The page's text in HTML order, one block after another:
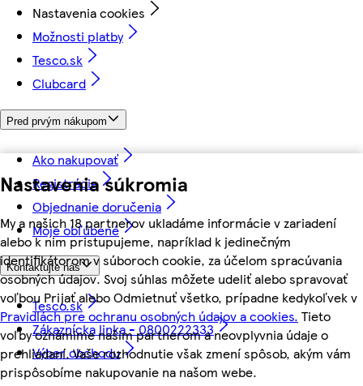
Nastavenia súkromia
My a našich 18 partnerov ukladáme informácie v zariadení
alebo k nim pristupujeme, napríklad k jedinečným
identifikátorom v súboroch cookie, za účelom spracúvania
osobných údajov. Svoj súhlas môžete udeliť alebo spravovať
voľbou Prijať alebo Odmietnuť všetko, prípadne kedykoľvek v
Pravidlách pre ochranu osobných údajov a cookies. Tieto
voľby oznámime našim partnerom a neovplyvnia údaje o
prehliadaní. Vaše rozhodnutie však zmení spôsob, akým vám
prispôsobíme nakupovanie na našom webe.
Nastavenia cookies
Možnosti platby
Tesco.sk
Clubcard
Pred prvým nákupom
Ako nakupovať
Registrácia
Objednanie doručenia
Moje obľúbené
Kontaktujte nás
Tesco.sk
Zákaznícka linka - 0800222333
Výber obchodu